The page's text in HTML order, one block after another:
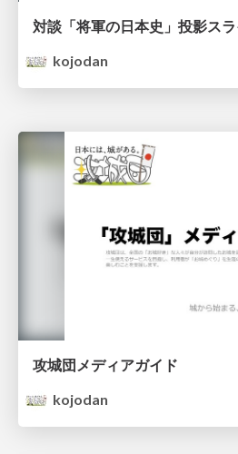
対談「将軍の日本史」投影ス
kojodan
攻城団メディアガイド
kojodan